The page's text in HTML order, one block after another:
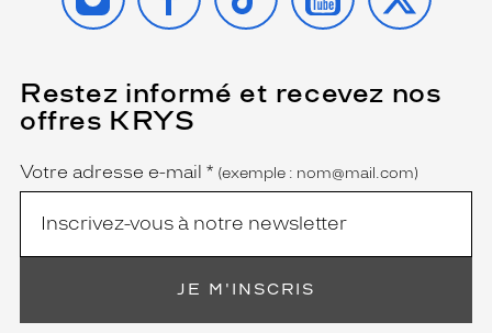
Restez informé et recevez nos
offres KRYS
Name
Votre adresse e-mail *
(Ce
champ
est
obligatoire)
(exemple : nom@mail.com)
JE M'INSCRIS